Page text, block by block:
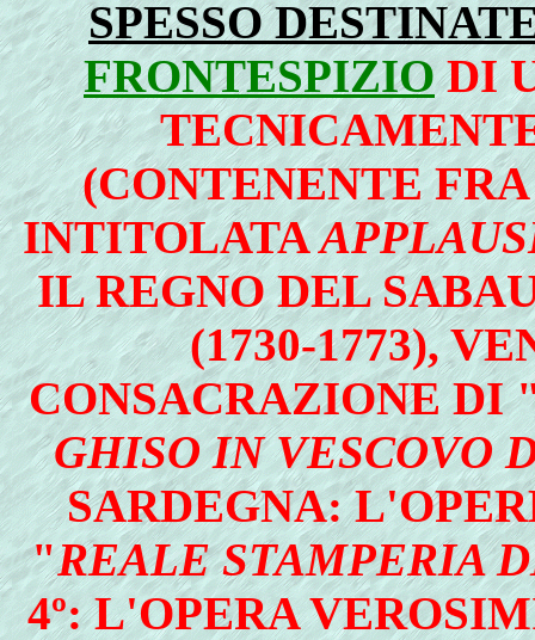
SPESSO
FRONTESPIZIO DI
(CONTENENTE
INTITOLATA
IL REGNO DEL
(1730-1773),
CONSACRAZIONE DI
GHISO IN VESCOVO
SARDEGNA:
"REALE STAMPERIA
4º: L'OPERA